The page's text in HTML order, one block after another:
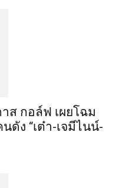
ส กอล์ฟ เผยโฉม
ดัง “เต๋า-เจมีไนน์-